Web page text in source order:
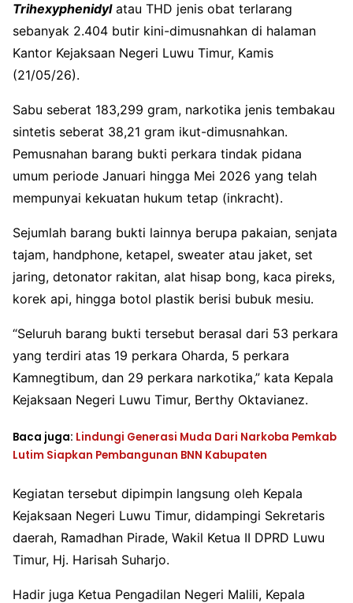
Trihexyphenidylatau THD jenis obat terlarang
sebanyak 2.404 butir kini-dimusnahkan di halaman
Kantor Kejaksaan Negeri Luwu Timur, Kamis
(21/05/26).
Sabu seberat 183,299 gram, narkotika jenis tembakau
sintetis seberat 38,21 gram ikut-dimusnahkan.
Pemusnahan barang bukti perkara tindak pidana
umum periode Januari hingga Mei 2026 yang telah
mempunyai kekuatan hukum tetap (inkracht).
Sejumlah barang bukti lainnya berupa pakaian, senjata
tajam, handphone, ketapel, sweater atau jaket, set
jaring, detonator rakitan, alat hisap bong, kaca pireks,
korek api, hingga botol plastik berisi bubuk mesiu.
“Seluruh barang bukti tersebut berasal dari 53 perkara
yang terdiri atas 19 perkara Oharda, 5 perkara
Kamnegtibum, dan 29 perkara narkotika,” kata Kepala
Kejaksaan Negeri Luwu Timur, Berthy Oktavianez.
Baca juga: Lindungi Generasi Muda Dari Narkoba Pemkab
Lutim Siapkan Pembangunan BNN Kabupaten
Kegiatan tersebut dipimpin langsung oleh Kepala
Kejaksaan Negeri Luwu Timur, didampingi Sekretaris
daerah, Ramadhan Pirade, Wakil Ketua II DPRD Luwu
Timur, Hj. Harisah Suharjo.
Hadir juga Ketua Pengadilan Negeri Malili, Kepala